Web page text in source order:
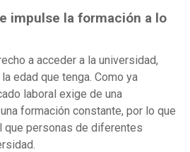
impulse la formación a lo
a acceder a la universidad,
edad que tenga. Como ya
laboral exige de una
formación constante, por lo que
que personas de diferentes